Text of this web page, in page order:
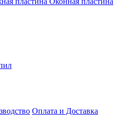
Оплата и Доставка